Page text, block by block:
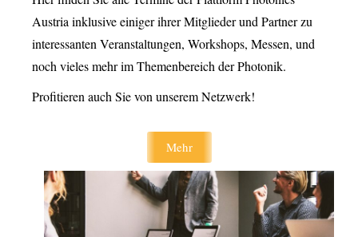
Austria inklusive einiger ihrer Mitglieder und Partner zu
interessanten Veranstaltungen, Workshops, Messen, und
noch vieles mehr im Themenbereich der Photonik.
Profitieren auch Sie von unserem Netzwerk!
Mehr